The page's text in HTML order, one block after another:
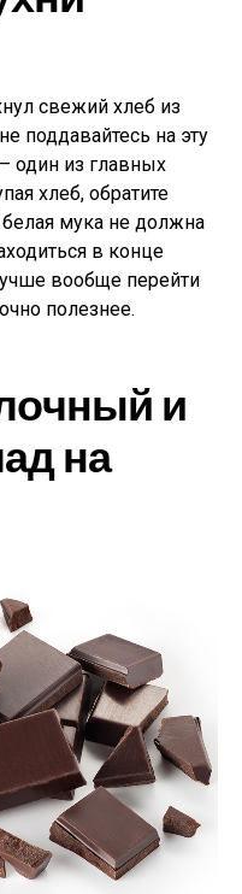
свежий хлеб из
поддавайтесь на эту
один из главных
хлеб, обратите
мука не должна
в конце
вообще перейти
полезнее.
и
на